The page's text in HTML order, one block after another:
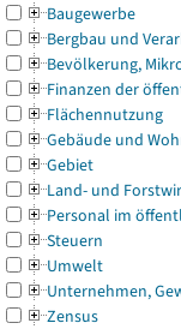
Baugewerbe
Bergbau und
Bevölkerung,
Finanzen der
Flächennutzung
Gebäude und
Gebiet
Land- und
Personal im
Steuern
Umwelt
Unternehmen,
Zensus